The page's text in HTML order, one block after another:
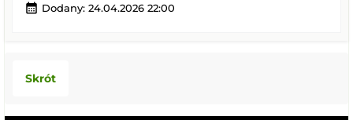
calendar_month Dodany: 24.04.2026 22:00
Skrót